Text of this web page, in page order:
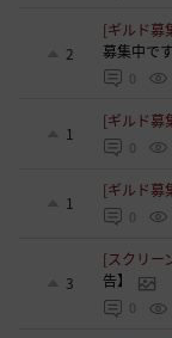
2
[ギルド募
募集中で
0
1
[ギルド募
0
1
[ギルド募
0
3
[スクリー
告】
0